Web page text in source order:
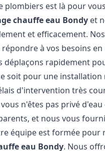
est là pour
chauffe eau Bondy et
et efficacement.
à vos besoins en
déplaçons rapidement
soit pour une
d'intervention très
n'êtes pas privé
et nous vous
équipe est formée pour
eau Bondy. Nous